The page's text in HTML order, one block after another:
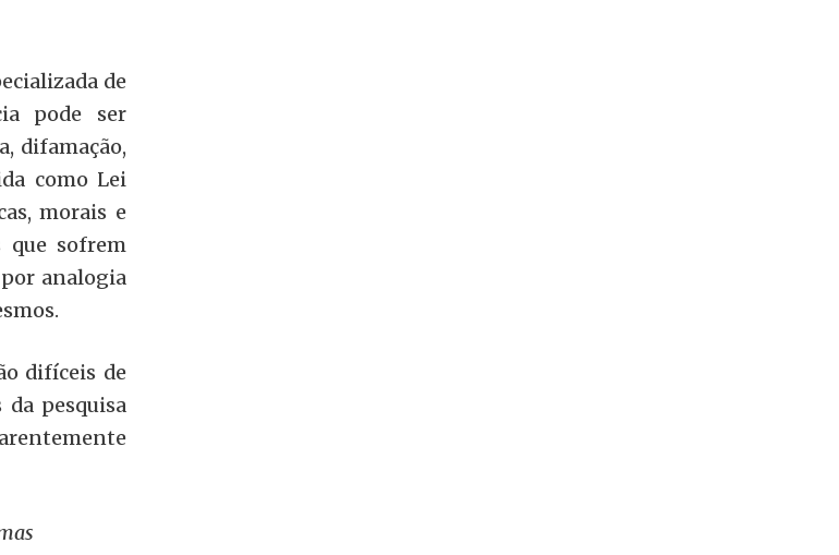
de
pode ser
difamação,
como Lei
morais e
que sofrem
analogia
difíceis de
pesquisa